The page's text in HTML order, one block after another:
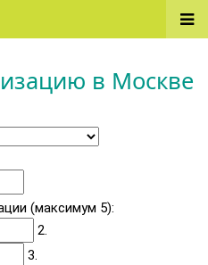
в Москве
(максимум 5):
2.
3.